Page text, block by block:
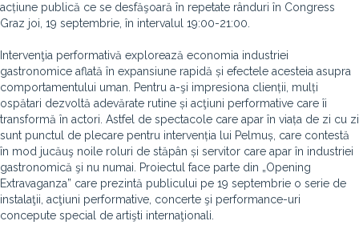
acțiune publică ce se desfăşoară în repetate rânduri în Congress
Graz joi, 19 septembrie, în intervalul 19:00-21:00.
Intervenţia performativă explorează economia industriei
gastronomice aflată în expansiune rapidă și efectele acesteia asupra
comportamentului uman. Pentru a-şi impresiona clienții, mulți
ospătari dezvoltă adevărate rutine și acţiuni performative care îi
transformă în actori. Astfel de spectacole care apar în viața de zi cu zi
sunt punctul de plecare pentru intervenția lui Pelmuș, care contestă
în mod jucăuş noile roluri de stăpân și servitor care apar în industriei
gastronomică şi nu numai. Proiectul face parte din „Opening
Extravaganza” care prezintă publicului pe 19 septembrie o serie de
instalaţii, acţiuni performative, concerte şi performance-uri
concepute special de artişti internaţionali.